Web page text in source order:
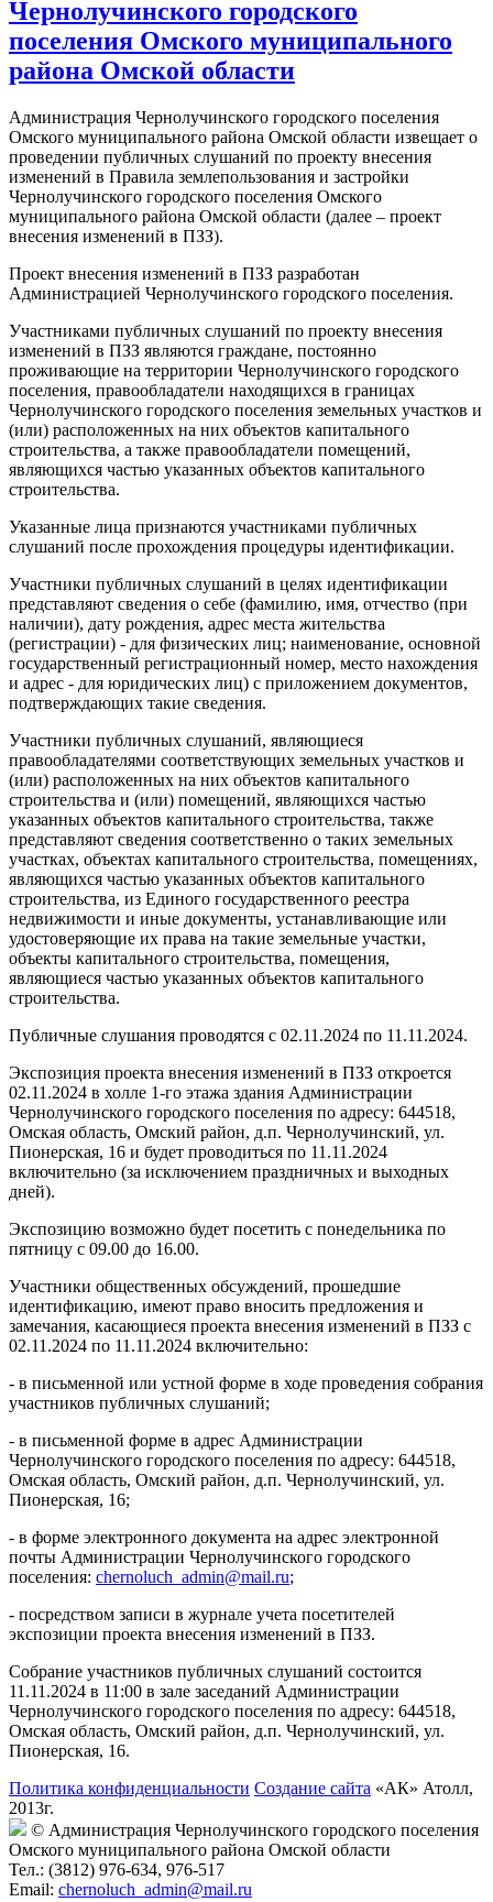
Чернолучинского городского
поселения Омского муниципального
района Омской области
Администрация Чернолучинского городского поселения
Омского муниципального района Омской области извещает о
проведении публичных слушаний по проекту внесения
изменений в Правила землепользования и застройки
Чернолучинского городского поселения Омского
муниципального района Омской области (далее – проект
внесения изменений в ПЗЗ).
Проект внесения изменений в ПЗЗ разработан
Администрацией Чернолучинского городского поселения.
Участниками публичных слушаний по проекту внесения
изменений в ПЗЗ являются граждане, постоянно
проживающие на территории Чернолучинского городского
поселения, правообладатели находящихся в границах
Чернолучинского городского поселения земельных участков и
(или) расположенных на них объектов капитального
строительства, а также правообладатели помещений,
являющихся частью указанных объектов капитального
строительства.
Указанные лица признаются участниками публичных
слушаний после прохождения процедуры идентификации.
Участники публичных слушаний в целях идентификации
представляют сведения о себе (фамилию, имя, отчество (при
наличии), дату рождения, адрес места жительства
(регистрации) - для физических лиц; наименование, основной
государственный регистрационный номер, место нахождения
и адрес - для юридических лиц) с приложением документов,
подтверждающих такие сведения.
Участники публичных слушаний, являющиеся
правообладателями соответствующих земельных участков и
(или) расположенных на них объектов капитального
строительства и (или) помещений, являющихся частью
указанных объектов капитального строительства, также
представляют сведения соответственно о таких земельных
участках, объектах капитального строительства, помещениях,
являющихся частью указанных объектов капитального
строительства, из Единого государственного реестра
недвижимости и иные документы, устанавливающие или
удостоверяющие их права на такие земельные участки,
объекты капитального строительства, помещения,
являющиеся частью указанных объектов капитального
строительства.
Публичные слушания проводятся с 02.11.2024 по 11.11.2024.
Экспозиция проекта внесения изменений в ПЗЗ откроется
02.11.2024 в холле 1-го этажа здания Администрации
Чернолучинского городского поселения по адресу: 644518,
Омская область, Омский район, д.п. Чернолучинский, ул.
Пионерская, 16 и будет проводиться по 11.11.2024
включительно (за исключением праздничных и выходных
дней).
Экспозицию возможно будет посетить с понедельника по
пятницу с 09.00 до 16.00.
Участники общественных обсуждений, прошедшие
идентификацию, имеют право вносить предложения и
замечания, касающиеся проекта внесения изменений в ПЗЗ с
02.11.2024 по 11.11.2024 включительно:
- в письменной или устной форме в ходе проведения собрания
участников публичных слушаний;
- в письменной форме в адрес Администрации
Чернолучинского городского поселения по адресу: 644518,
Омская область, Омский район, д.п. Чернолучинский, ул.
Пионерская, 16;
- в форме электронного документа на адрес электронной
почты Администрации Чернолучинского городского
поселения: chernoluch_admin@mail.ru;
- посредством записи в журнале учета посетителей
экспозиции проекта внесения изменений в ПЗЗ.
Собрание участников публичных слушаний состоится
11.11.2024 в 11:00 в зале заседаний Администрации
Чернолучинского городского поселения по адресу: 644518,
Омская область, Омский район, д.п. Чернолучинский, ул.
Пионерская, 16.
Политика конфиденциальности Создание сайта «АК» Атолл,
2013г.
© Администрация Чернолучинского городского поселения
Омского муниципального района Омской области
Тел.: (3812) 976-634, 976-517
Email: chernoluch_admin@mail.ru